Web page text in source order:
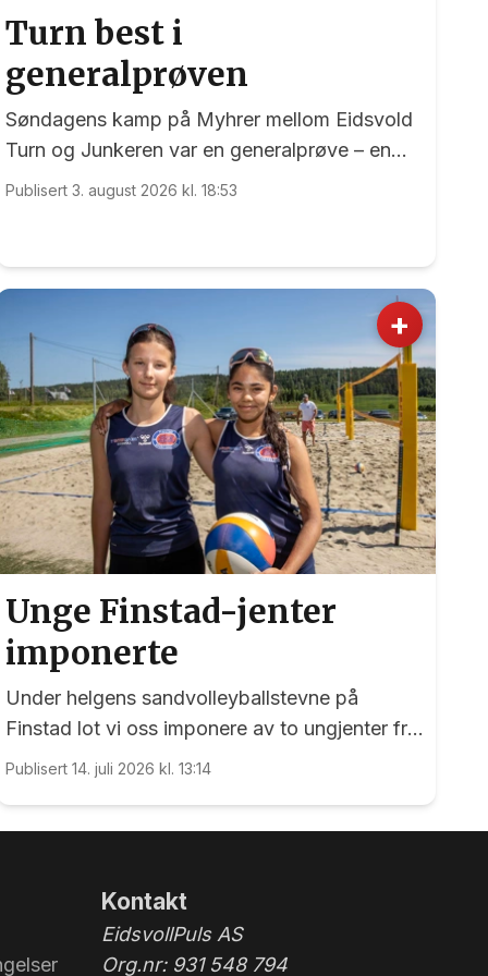
Turn best i
generalprøven
Søndagens kamp på Myhrer mellom Eidsvold
Turn og Junkeren var en generalprøve – en
generalprøve før kommende helgs toppkamp
Publisert 3. august 2026 kl. 18:53
+
Unge Finstad-jenter
imponerte
Under helgens sandvolleyballstevne på
Finstad lot vi oss imponere av to ungjenter fra
arrangørklubben
Publisert 14. juli 2026 kl. 13:14
Kontakt
EidsvollPuls AS
Org.nr: 931 548 794